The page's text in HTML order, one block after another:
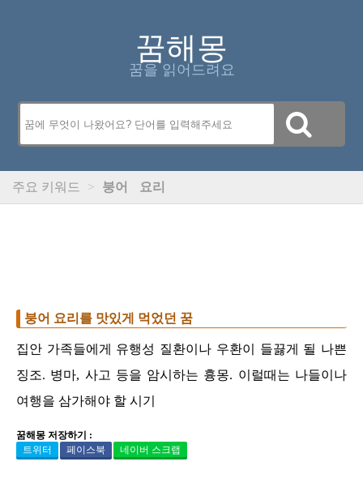
꿈해몽
꿈을 읽어드려요
주요 키워드 > 붕어 요리
붕어 요리를 맛있게 먹었던 꿈
집안 가족들에게 유행성 질환이나 우환이 들끓게 될 나쁜
징조. 병마, 사고 등을 암시하는 흉몽. 이럴때는 나들이나
여행을 삼가해야 할 시기
꿈해몽 저장하기 :
트위터
페이스북 네이버 스크랩